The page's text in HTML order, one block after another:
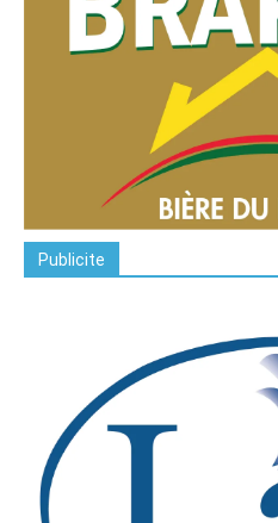
Publicite